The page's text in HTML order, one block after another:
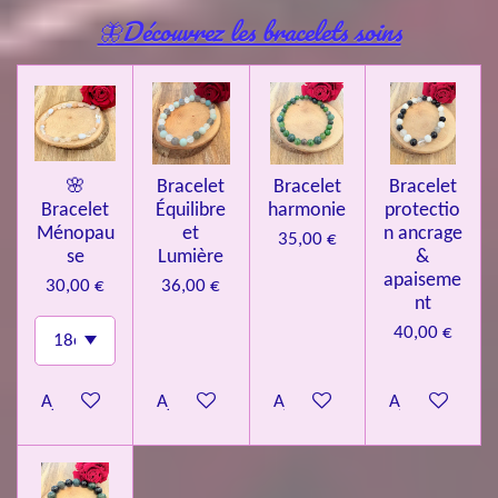
🦋Découvrez les bracelets soins
🌸
Bracelet
Ménopau
se
30,00 €
Ajouter au panier
Bracelet
Équilibre
et
Lumière
36,00 €
Ajouter au panier
Bracelet
harmonie
35,00 €
Ajouter au panier
Bracelet
protectio
n ancrage
&
apaiseme
nt
40,00 €
Ajouter au